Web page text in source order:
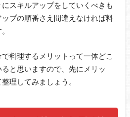
スキルアップをしていくべきも
プの順番さえ間違えなければ料
料理するメリットって一体どこ
と思いますので、先にメリッ
理してみましょう。